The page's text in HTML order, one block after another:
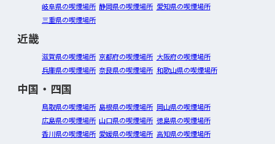
岐阜県の喫煙場所 静岡県の喫煙場所 愛知県の喫煙場所
三重県の喫煙場所
近畿
滋賀県の喫煙場所 京都府の喫煙場所 大阪府の喫煙場所
兵庫県の喫煙場所 奈良県の喫煙場所 和歌山県の喫煙場所
中国・四国
鳥取県の喫煙場所 島根県の喫煙場所 岡山県の喫煙場所
広島県の喫煙場所 山口県の喫煙場所 徳島県の喫煙場所
香川県の喫煙場所 愛媛県の喫煙場所 高知県の喫煙場所